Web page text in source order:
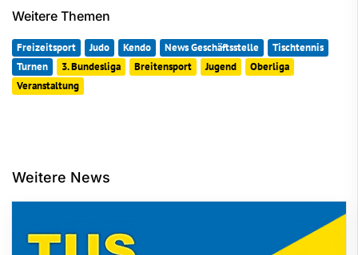
Weitere Themen
Freizeitsport Judo Kendo News Geschäftsstelle
Tischtennis
Turnen
3. Bundesliga Breitensport Jugend
Oberliga
Veranstaltung
Weitere News